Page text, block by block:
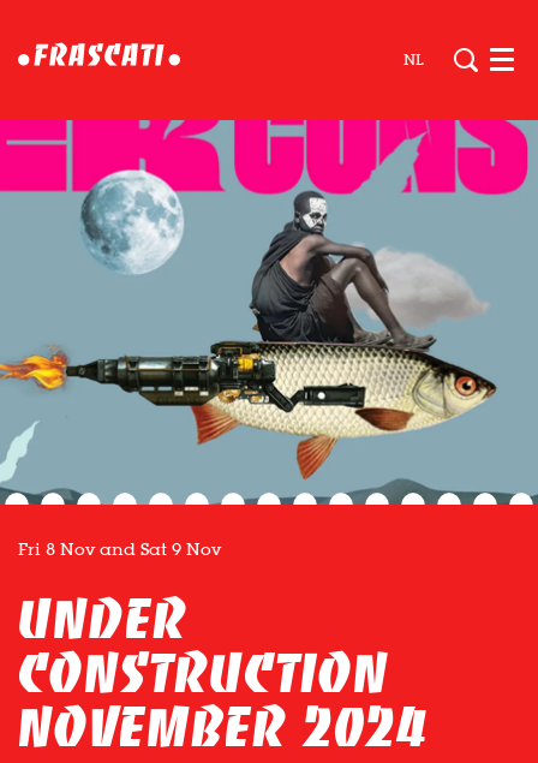
NL
Under
Construction
november 2024
Fri 8 Novand Sat 9 Nov